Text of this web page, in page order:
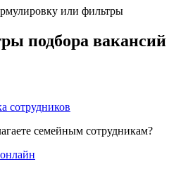
или фильтры
подбора вакансий
сотрудников
семейным сотрудникам?